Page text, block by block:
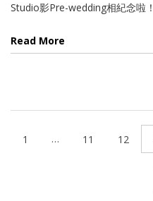
Studio影Pre-wedding相紀念啦！
Read More
1 … 11 12